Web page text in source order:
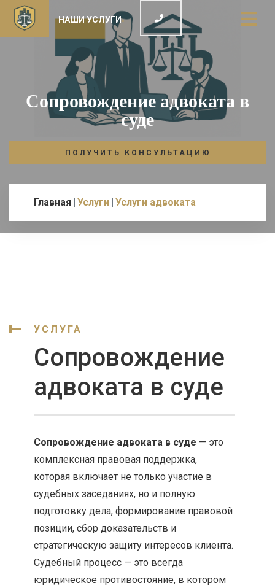
НАШИ УСЛУГИ
Сопровождение адвоката в
суде
ПОЛУЧИТЬ КОНСУЛЬТАЦИЮ
Главная Услуги Услуги адвоката
УСЛУГА
Сопровождение
адвоката в суде
Сопровождение адвоката в суде — это
комплексная правовая поддержка,
которая включает не только участие в
судебных заседаниях, но и полную
подготовку дела, формирование правовой
позиции, сбор доказательств и
стратегическую защиту интересов клиента.
Судебный процесс — это всегда
юридическое противостояние, в котором